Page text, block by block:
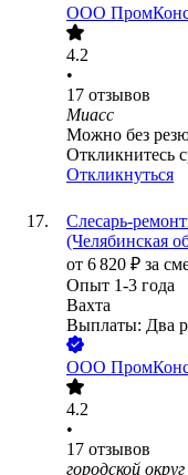
ООО
4.2
•
17 отзывов
Миасс
Можно без
Откликнитесь
Откликнуться
Слесарь-
(Челябинская
от 6 820 ₽ за
Опыт 1-3 года
Вахта
Выплаты: Два
ООО
4.2
•
17 отзывов
городской